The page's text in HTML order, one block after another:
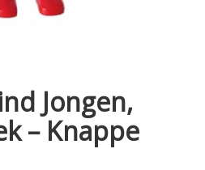
Jongen,
– Knappe